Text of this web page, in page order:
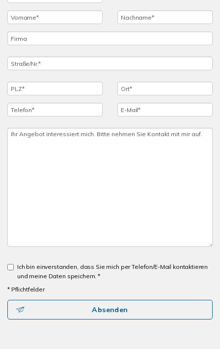
Ich bin einverstanden, dass Sie mich per Telefon/E-Mail kontaktieren
und meine Daten speichern. *
* Pflichtfelder
Absenden